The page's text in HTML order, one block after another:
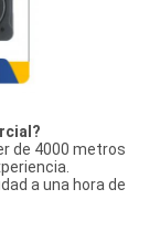
de 4000 metros
a una hora de